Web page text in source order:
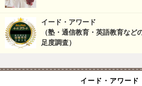
イード・アワード
（塾・通信教育・英語教育など
足度調査）
イード・アワード